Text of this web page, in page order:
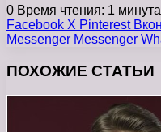
0 Время чтения: 1 минута
Facebook X Pinterest
Messenger Messenger
ПОХОЖИЕ СТАТЬИ